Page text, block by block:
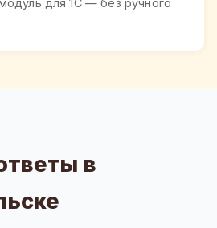
для 1С — без ручного
в